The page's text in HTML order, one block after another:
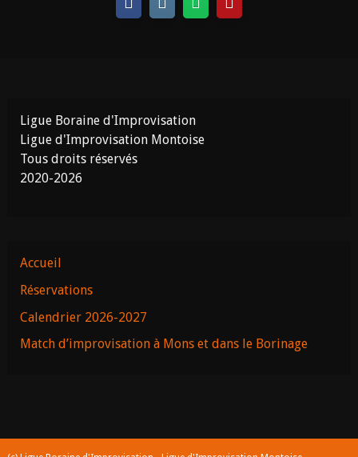
Ligue Boraine d'Improvisation
Ligue d'Improvisation Montoise
Tous droits réservés
2020-2026
Accueil
Réservations
Calendrier 2026-2027
Match d’improvisation à Mons et dans le Borinage